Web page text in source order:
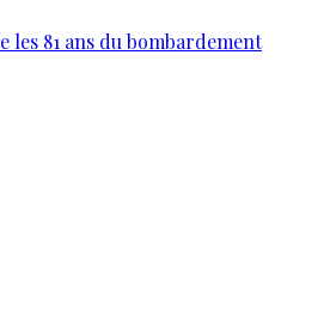
les 81 ans du bombardement